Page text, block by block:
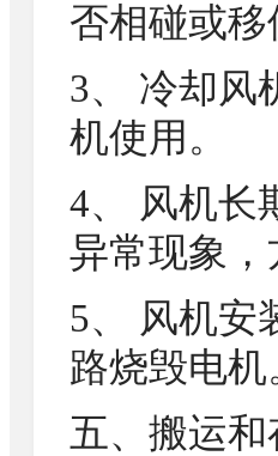
否相碰或
3、 冷却风
机使用。
4、 风机长
异常现象
5、 风机安
路烧毁电机
五、搬运和